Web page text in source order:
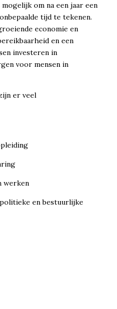
om na een jaar een
tijd te tekenen.
economie en
en een
investeren in
voor mensen in
er veel
werken
en bestuurlijke